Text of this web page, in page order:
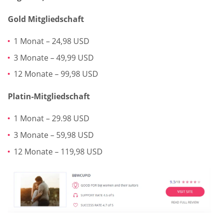
Gold Mitgliedschaft
1 Monat – 24,98 USD
3 Monate – 49,99 USD
12 Monate – 99,98 USD
Platin-Mitgliedschaft
1 Monat – 29.98 USD
3 Monate – 59,98 USD
12 Monate – 119,98 USD